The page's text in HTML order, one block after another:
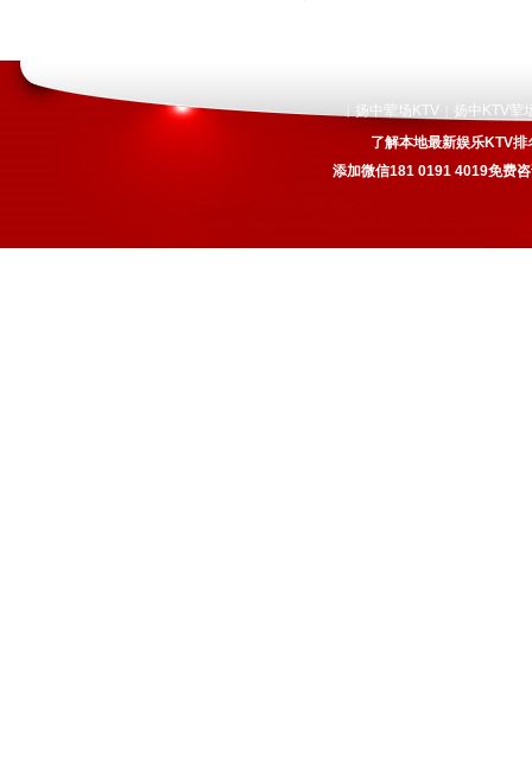
扬中荤场KTV
扬中KTV荤
了解本地最新娱乐KTV
添加微信181 0191 4019免费